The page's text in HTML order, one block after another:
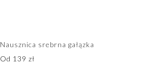
Nausznica srebrna gałązka
Od 139 zł